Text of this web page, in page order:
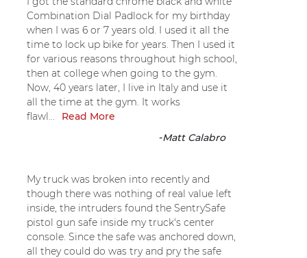
Combination Dial Padlock for my birthday
when I was 6 or 7 years old. I used it all the
time to lock up bike for years. Then I used it
for various reasons throughout high school,
then at college when going to the gym.
Now, 40 years later, I live in Italy and use it
all the time at the gym. It works
flawl...
Read More
-Matt Calabro
My truck was broken into recently and
though there was nothing of real value left
inside, the intruders found the SentrySafe
pistol gun safe inside my truck's center
console. Since the safe was anchored down,
all they could do was try and pry the safe